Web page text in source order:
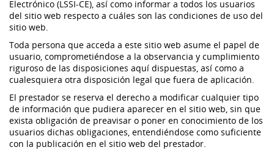
Electrónico (LSSI-CE), así como informar a todos los usuarios
del sitio web respecto a cuáles son las condiciones de uso del
sitio web.
Toda persona que acceda a este sitio web asume el papel de
usuario, comprometiéndose a la observancia y cumplimiento
riguroso de las disposiciones aquí dispuestas, así como a
cualesquiera otra disposición legal que fuera de aplicación.
El prestador se reserva el derecho a modificar cualquier tipo
de información que pudiera aparecer en el sitio web, sin que
exista obligación de preavisar o poner en conocimiento de los
usuarios dichas obligaciones, entendiéndose como suficiente
con la publicación en el sitio web del prestador.